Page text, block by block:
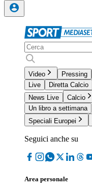
Video Pressing
Live
Diretta Calcio
News Live
Calcio
Un libro a settimana
Speciali Europei
Seguici anche su
Area personale